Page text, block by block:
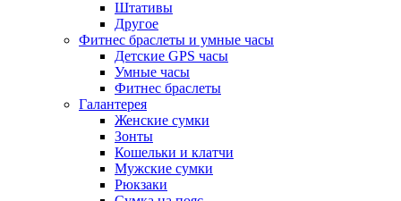
Штативы
Другое
Фитнес браслеты и умные часы
Детские GPS часы
Умные часы
Фитнес браслеты
Галантерея
Женские сумки
Зонты
Кошельки и клатчи
Мужские сумки
Рюкзаки